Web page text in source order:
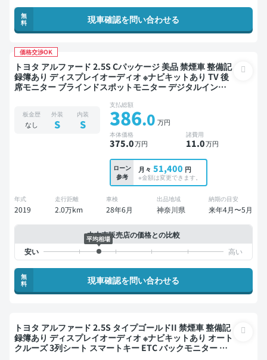
無
料
現車確認を問い合わせる
価格交渉OK
トヨタ アルファード 2.5S Cパッケージ 美品 禁煙車 整備記
録簿あり ディスプレイオーディオ ※ナビキットあり TV 後
席モニター ブラインドスポットモニター デジタルインナ
動バックドア バックモニター ドライブレコーダー リフト
アップ 衝突軽減 7人乗り
板金歴
なし
外装
S
内装
S
支払総額
386.0 万円
本体価格
375.0万円
諸費用
11.0万円
ローン
参考
月々 51,400 円
※金額は変更できます。
年式
2019
走行距離
2.0万km
車検
28年6月
出品地域
神奈川県
納期の目安
来年4月〜5月
中古車販売店の価格との比較
平均相場
無
料
現車確認を問い合わせる
トヨタ アルファード 2.5S タイプゴールドII 禁煙車 整備記
録簿あり ディスプレイオーディオ ※ナビキットあり オート
クルーズ 3列シート スマートキー ETC バックモニター 衝